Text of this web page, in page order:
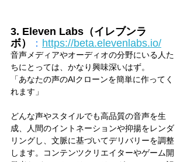
3. Eleven Labs（イレブンラ
ボ）
： https://beta.elevenlabs.io/
音声メディアやオーディオの分野にいる人た
ちにとっては、かなり興味深いはず。
「あなたの声のAIクローンを簡単に作ってく
れます」
どんな声やスタイルでも高品質の音声を生
成、人間のイントネーションや抑揚をレンダ
リングし、文脈に基づいてデリバリーを調整
します。コンテンツクリエイターやゲーム開